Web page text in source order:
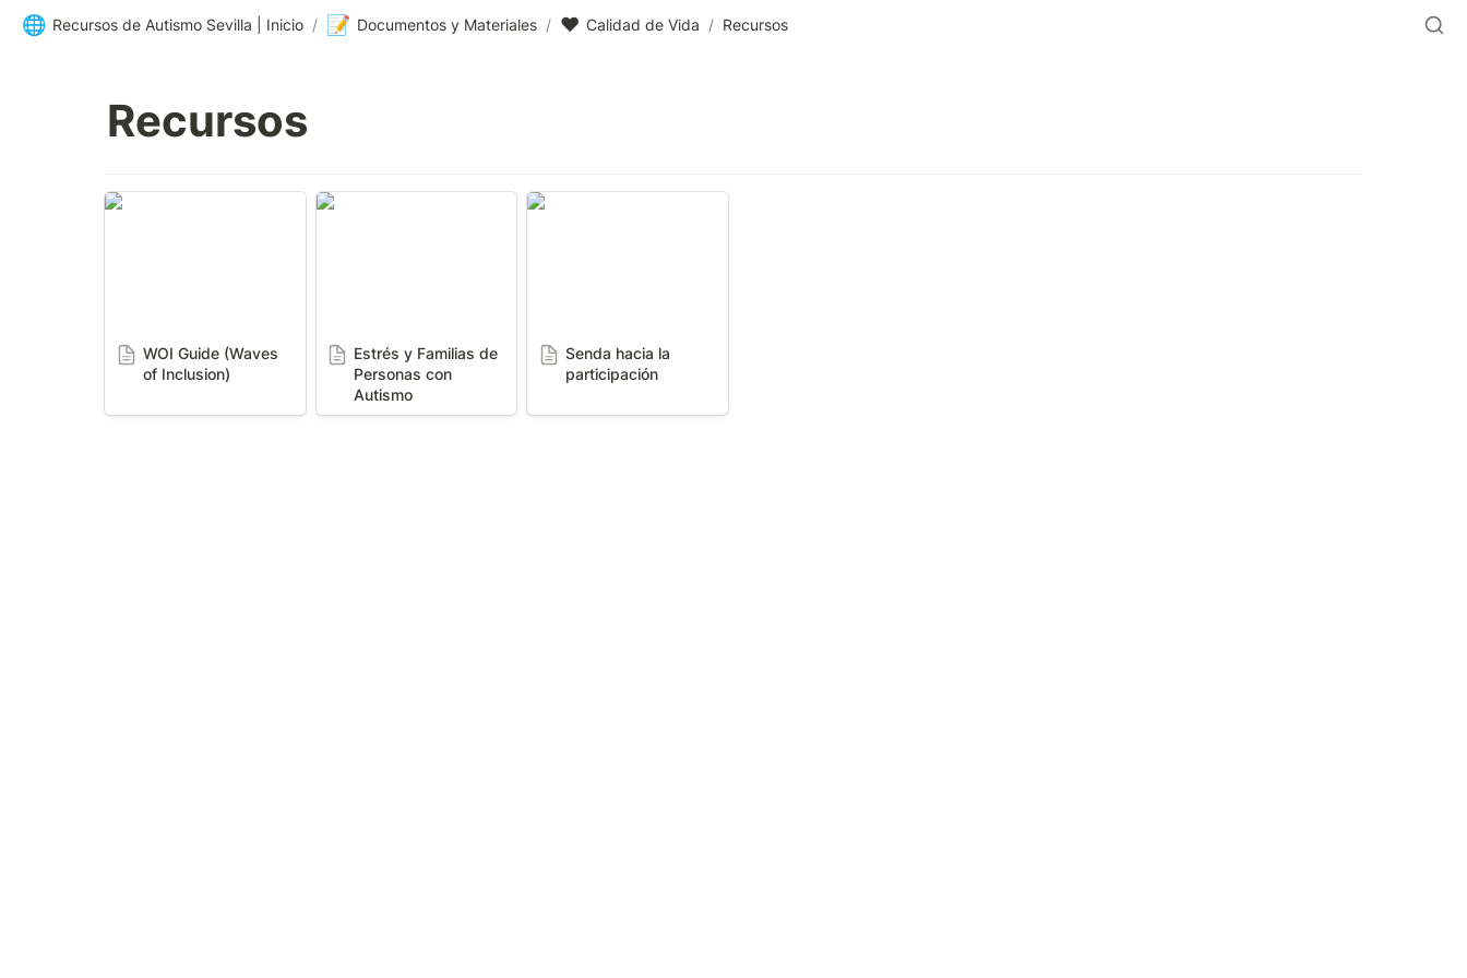
🌐 Recursos de Autismo Sevilla | Inicio / 📝 Documentos y Materiales / ❤️ Calidad de Vida / Recursos
Recursos
WOI Guide (Waves of
WOI Guide (Waves
of Inclusion)
Estrés y Familias de
Estrés y Familias de
Personas con
Autismo
Senda hacia la
Senda hacia la
participación